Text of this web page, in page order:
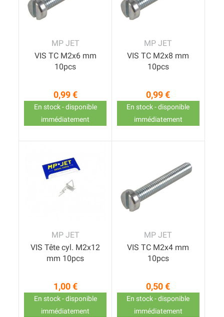
MP JET
VIS TC M2x6 mm
10pcs
Prix
0,99 €
En stock - disponible
immédiatement
MP JET
VIS TC M2x8 mm
10pcs
Prix
0,99 €
En stock - disponible
immédiatement
MP JET
VIS Tête cyl. M2x12
mm 10pcs
Prix
1,00 €
En stock - disponible
immédiatement
MP JET
VIS TC M2x4 mm
10pcs
Prix
0,50 €
En stock - disponible
immédiatement